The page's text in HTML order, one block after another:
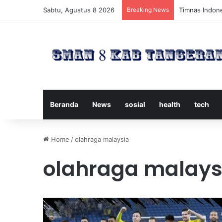
Sabtu, Agustus 8 2026 Breaking News Timnas
Beranda News sosial health tech
Home /olahraga malaysia
olahraga